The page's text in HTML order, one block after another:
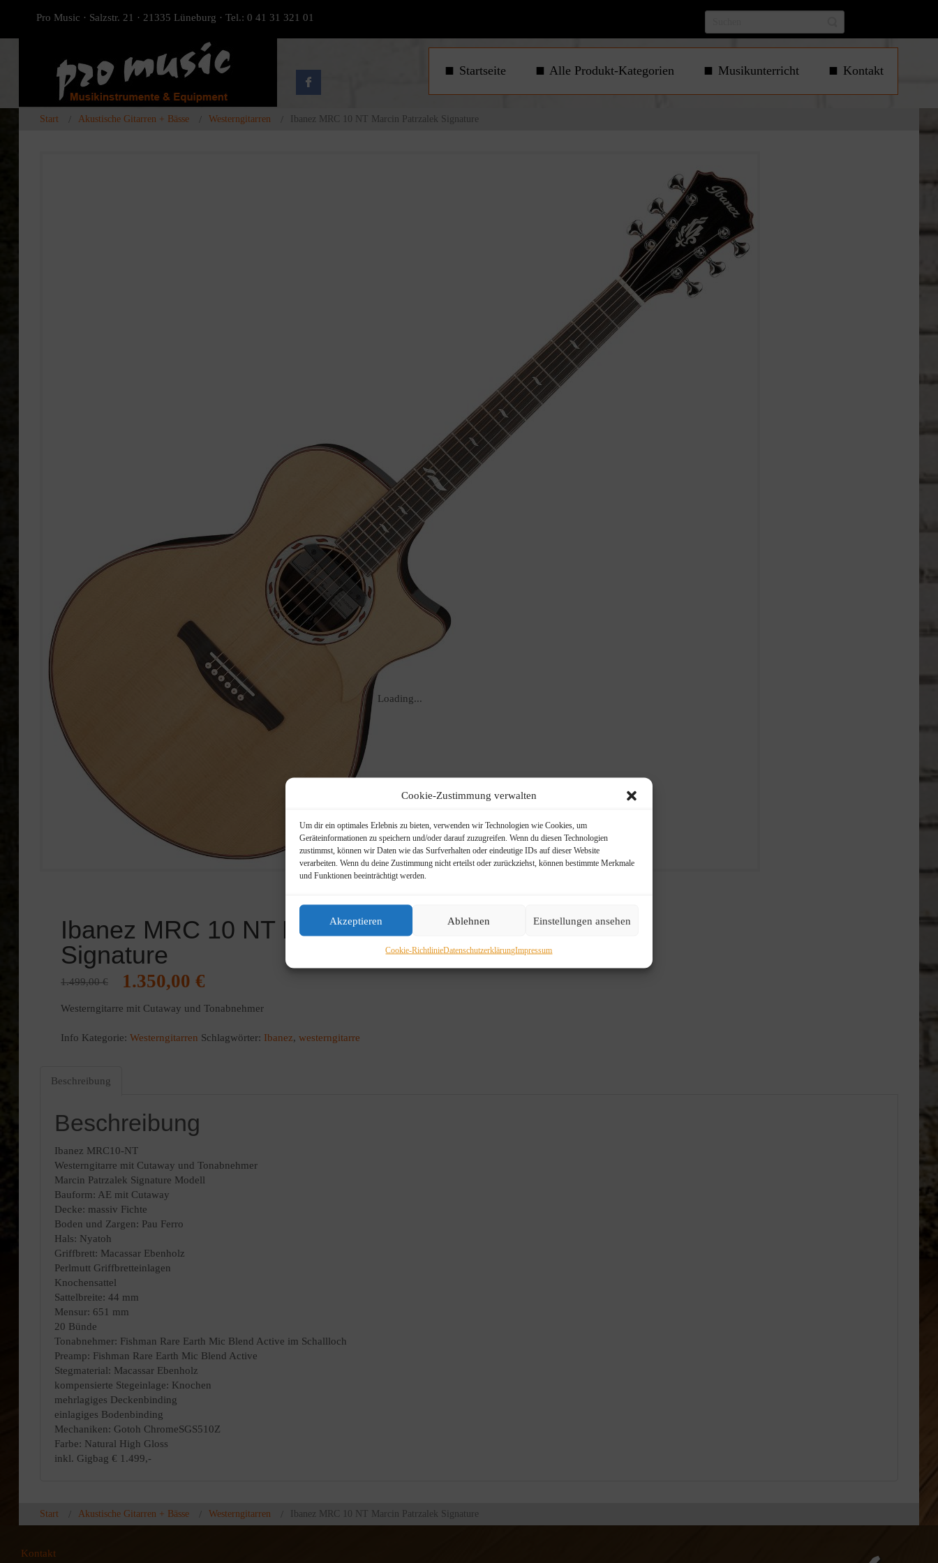
Cookie-Zustimmung verwalten
Um dir ein optimales Erlebnis zu bieten, verwenden wir Technologien wie Cookies, um
Geräteinformationen zu speichern und/oder darauf zuzugreifen. Wenn du diesen Technologien
zustimmst, können wir Daten wie das Surfverhalten oder eindeutige IDs auf dieser Website
verarbeiten. Wenn du deine Zustimmung nicht erteilst oder zurückziehst, können bestimmte Merkmale
und Funktionen beeinträchtigt werden.
Akzeptieren Ablehnen Einstellungen ansehen
Cookie-RichtlinieDatenschutzerklärungImpressum
Pro Music · Salzstr. 21 · 21335 Lüneburg · Tel.: 0 41 31 321 01
Startseite Alle Produkt-Kategorien Musikunterricht Kontakt
Start Akustische Gitarren + Bässe Westerngitarren Ibanez MRC 10 NT Marcin Patrzalek Signature
Loading...
Ibanez MRC 10 NT Marcin Patrzalek
Signature
Ursprünglicher
war:
1.350,00 €
ist:
1.499,00€
Westerngitarre mit Cutaway und Tonabnehmer
Info Kategorie: Westerngitarren Schlagwörter: Ibanez, westerngitarre
Beschreibung
Beschreibung
Ibanez MRC10-NT
Westerngitarre mit Cutaway und Tonabnehmer
Marcin Patrzalek Signature Modell
Bauform: AE mit Cutaway
Decke: massiv Fichte
Boden und Zargen: Pau Ferro
Hals: Nyatoh
Griffbrett: Macassar Ebenholz
Perlmutt Griffbretteinlagen
Knochensattel
Sattelbreite: 44 mm
Mensur: 651 mm
20 Bünde
Tonabnehmer: Fishman Rare Earth Mic Blend Active im Schallloch
Preamp: Fishman Rare Earth Mic Blend Active
Stegmaterial: Macassar Ebenholz
kompensierte Stegeinlage: Knochen
mehrlagiges Deckenbinding
einlagiges Bodenbinding
Mechaniken: Gotoh ChromeSGS510Z
Farbe: Natural High Gloss
inkl. Gigbag € 1.499,-
Start Akustische Gitarren + Bässe Westerngitarren Ibanez MRC 10 NT Marcin Patrzalek Signature
Kontakt